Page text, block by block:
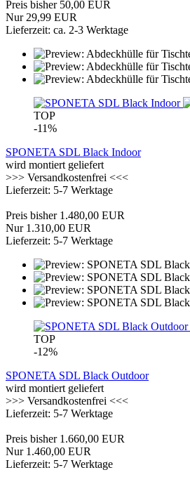
Preis bisher 50,00 EUR
Nur 29,99 EUR
Lieferzeit: ca. 2-3 Werktage
TOP
-11%
SPONETA SDL Black Indoor
wird montiert geliefert
>>> Versandkostenfrei <<<
Lieferzeit: 5-7 Werktage
Preis bisher 1.480,00 EUR
Nur 1.310,00 EUR
Lieferzeit: 5-7 Werktage
TOP
-12%
SPONETA SDL Black Outdoor
wird montiert geliefert
>>> Versandkostenfrei <<<
Lieferzeit: 5-7 Werktage
Preis bisher 1.660,00 EUR
Nur 1.460,00 EUR
Lieferzeit: 5-7 Werktage